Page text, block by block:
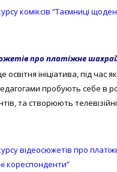
коміксів “Таємниці
про платіжне
освітня ініціатива, під час
пробують себе в
та створюють
відеосюжетів про
кореспонденти”